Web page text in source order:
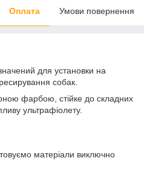
Оплата Умови повернення
для установки на
собак.
фарбою, стійке до складних
ультрафіолету.
матеріали виключно